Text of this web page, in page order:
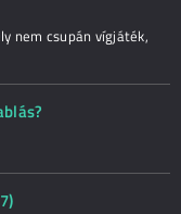
nem csupán vígjáték,